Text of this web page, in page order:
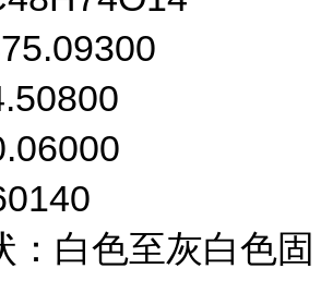
：白色至灰白色固